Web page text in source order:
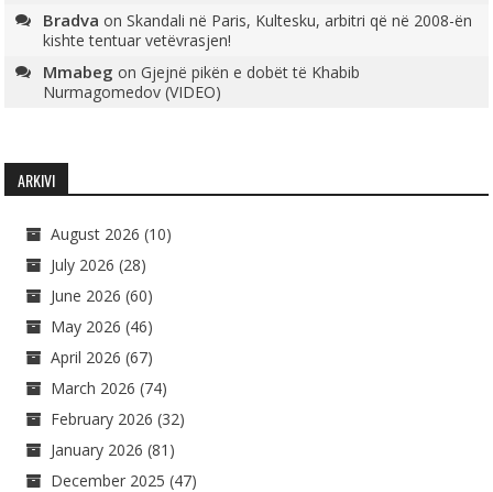
Bradva onSkandali në Paris, Kultesku, arbitri që në 2008-ën
kishte tentuar vetëvrasjen!
Mmabeg onGjejnë pikën e dobët të Khabib
Nurmagomedov (VIDEO)
ARKIVI
August 2026 (10)
July 2026 (28)
June 2026 (60)
May 2026 (46)
April 2026 (67)
March 2026 (74)
February 2026 (32)
January 2026 (81)
December 2025 (47)